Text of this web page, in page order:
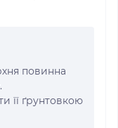
повинна
її ґрунтовкою